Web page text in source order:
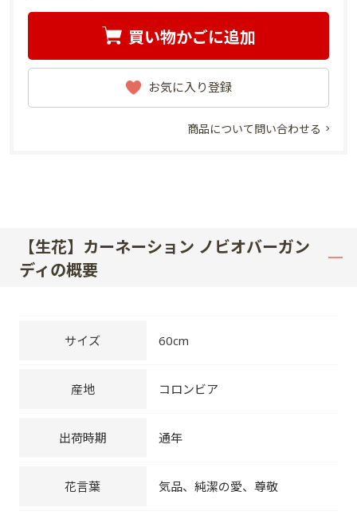
買い物かごに追加
お気に入り登録
商品について問い合わせる
【生花】カーネーション ノビオバーガン
ディの概要
サイズ 60cm
産地 コロンビア
出荷時期 通年
花言葉 気品、純潔の愛、尊敬